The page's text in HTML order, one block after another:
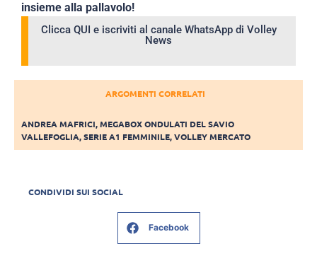
insieme alla pallavolo!
Clicca QUI e iscriviti al canale WhatsApp di Volley
News
ARGOMENTI CORRELATI
ANDREA MAFRICI,MEGABOX ONDULATI DEL SAVIO
VALLEFOGLIA,SERIE A1 FEMMINILE,VOLLEY MERCATO
CONDIVIDI SUI SOCIAL
Facebook